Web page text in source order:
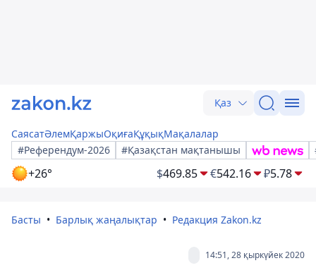
Қаз
СаясатӘлемҚаржыОқиғаҚұқықМақалалар
#Референдум-2026
#Қазақстан мақтанышы
+26° $469.85 €542.16 ₽5.78
Басты Барлық жаңалықтар Редакция Zakon.kz
14:51, 28 қыркүйек 2020